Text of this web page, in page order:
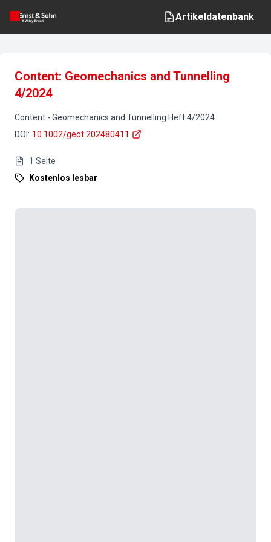
Artikeldatenbank
Content: Geomechanics and Tunnelling
4/2024
Content - Geomechanics and Tunnelling Heft4/2024
DOI : 10.1002/geot.202480411
1 Seite
Kostenlos lesbar